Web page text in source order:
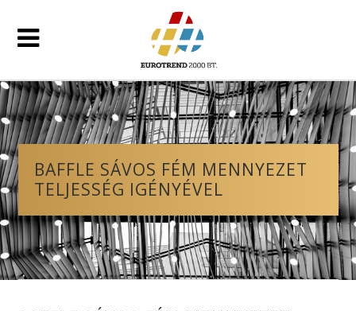
BAFFLE SÁVOS FÉM MENNYEZET
TELJESSÉG IGÉNYÉVEL